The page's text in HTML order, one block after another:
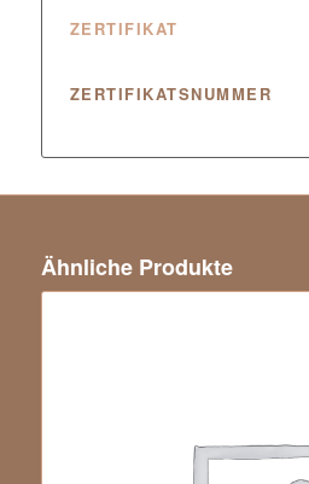
ZERTIFIKAT
ZERTIFIKATSNUMMER
Ähnliche Produkte